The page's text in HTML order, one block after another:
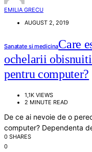
EMILIA GRECU
AUGUST 2, 2019
Sanatate si medicinaCare
ochelarii
pentru computer?
1,1K VIEWS
2 MINUTE READ
De ce ai nevoie de o
computer? Dependenta
0 SHARES
0